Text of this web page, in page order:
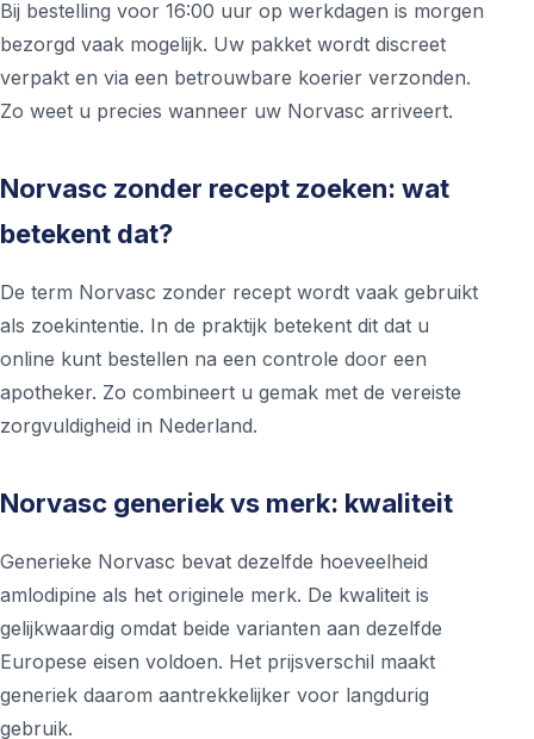
Bij bestelling voor 16:00 uur op werkdagen is morgen
bezorgd vaak mogelijk. Uw pakket wordt discreet
verpakt en via een betrouwbare koerier verzonden.
Zo weet u precies wanneer uw Norvasc arriveert.
Norvasc zonder recept zoeken: wat
betekent dat?
De term Norvasc zonder recept wordt vaak gebruikt
als zoekintentie. In de praktijk betekent dit dat u
online kunt bestellen na een controle door een
apotheker. Zo combineert u gemak met de vereiste
zorgvuldigheid in Nederland.
Norvasc generiek vs merk: kwaliteit
Generieke Norvasc bevat dezelfde hoeveelheid
amlodipine als het originele merk. De kwaliteit is
gelijkwaardig omdat beide varianten aan dezelfde
Europese eisen voldoen. Het prijsverschil maakt
generiek daarom aantrekkelijker voor langdurig
gebruik.